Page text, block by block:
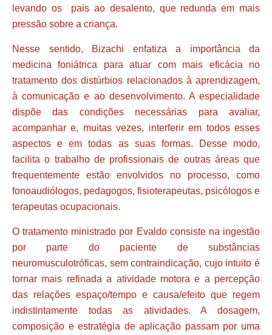
levando os pais ao desalento, que redunda em mais
pressão sobre a criança.
Nesse sentido, Bizachi enfatiza a importância da
medicina foniátrica para atuar com mais eficácia no
tratamento dos distúrbios relacionados à aprendizagem,
à comunicação e ao desenvolvimento. A especialidade
dispõe das condições necessárias para avaliar,
acompanhar e, muitas vezes, interferir em todos esses
aspectos e em todas as suas formas. Desse modo,
facilita o trabalho de profissionais de outras áreas que
frequentemente estão envolvidos no processo, como
fonoaudiólogos, pedagogos, fisioterapeutas, psicólogos e
terapeutas ocupacionais.
O tratamento ministrado por Evaldo consiste na ingestão
por parte do paciente de substâncias
neuromusculotróficas, sem contraindicação, cujo intuito é
tornar mais refinada a atividade motora e a percepção
das relações espaço/tempo e causa/efeito que regem
indistintamente todas as atividades. A dosagem,
composição e estratégia de aplicação passam por uma